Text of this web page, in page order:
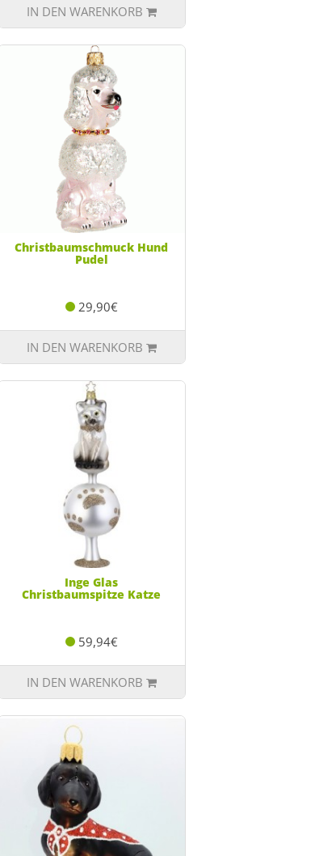
IN DEN WARENKORB
Christbaumschmuck Hund
Pudel
29,90€
IN DEN WARENKORB
Inge Glas
Christbaumspitze Katze
59,94€
IN DEN WARENKORB